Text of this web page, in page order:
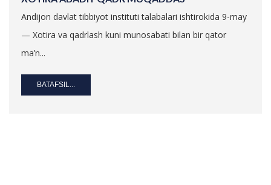
Andijon davlat tibbiyot instituti talabalari ishtirokida 9-may
— Xotira va qadrlash kuni munosabati bilan bir qator
ma’n...
BATAFSIL...